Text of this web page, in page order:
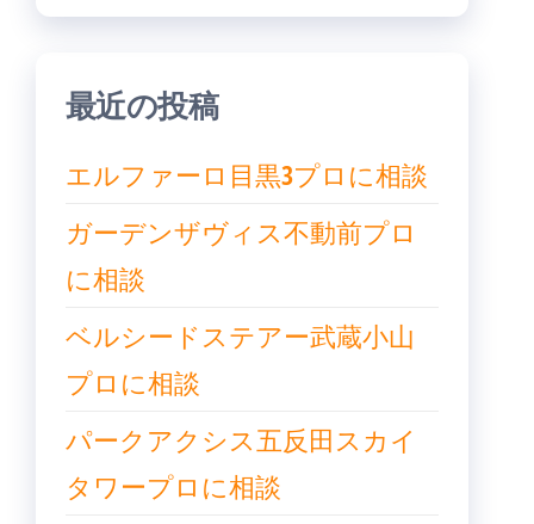
ン
最近の投稿
エルファーロ目黒3プロに相談
ガーデンザヴィス不動前プロ
に相談
ベルシードステアー武蔵小山
プロに相談
パークアクシス五反田スカイ
タワープロに相談